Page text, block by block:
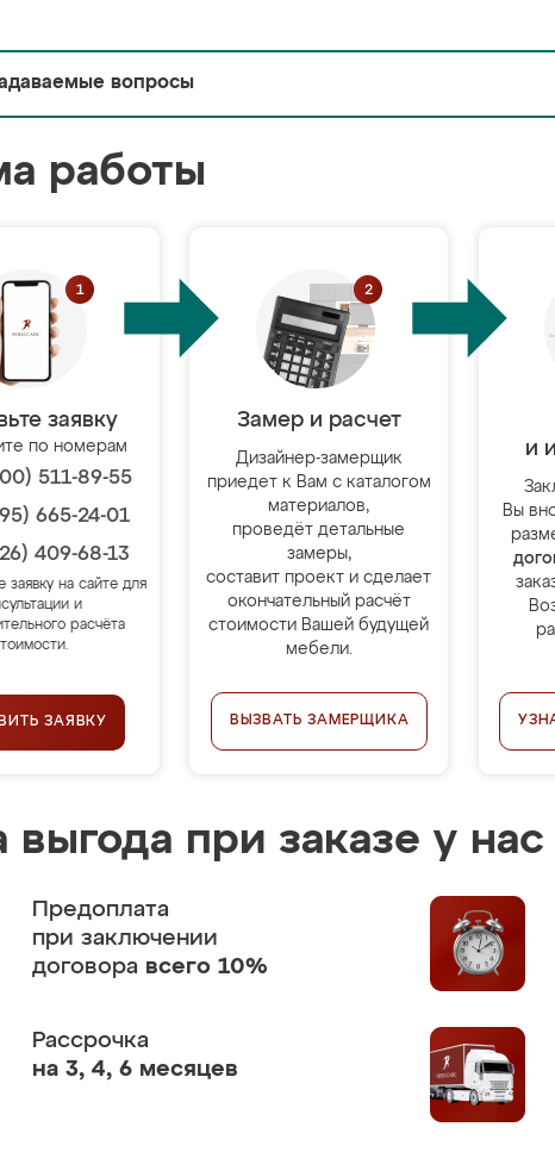
вопросы
работы
заявку
по номерам
511-89-55
665-24-01
409-68-13
заявку на сайте для
и
расчёта
ЗАЯВКУ
Замер и расчет
Дизайнер-замерщик
приедет к Вам с каталогом
материалов,
проведёт детальные
замеры,
составит проект и сделает
окончательный расчёт
стоимости Вашей будущей
мебели.
ВЫЗВАТЬ ЗАМЕРЩИКА
и
Вы
выгода при заказе у нас
Предоплата
при заключении
договора всего 10%
Рассрочка
на 3, 4, 6 месяцев